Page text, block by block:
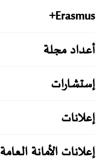
Erasmus+
أعداد مجلة
إستشارات
إعلانات
إعلانات الأمانة العامة